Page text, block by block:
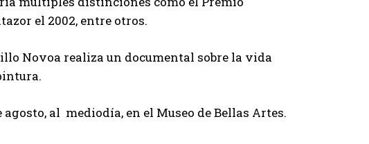
el 2002, entre otros.
Novoa realiza un documental sobre la vida
al mediodía, en el Museo de Bellas Artes.